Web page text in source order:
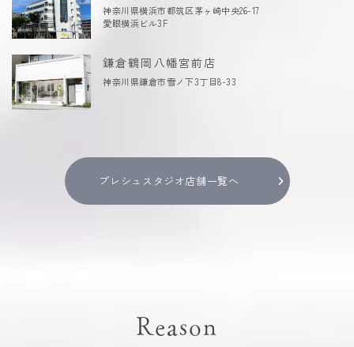
神奈川県横浜市都筑区茅ヶ崎中央26-17
愛眼横浜ビル3F
鎌倉鶴岡八幡宮前店
神奈川県鎌倉市雪ノ下3丁目8-33
プレシュスタジオ店舗一覧へ
Reason